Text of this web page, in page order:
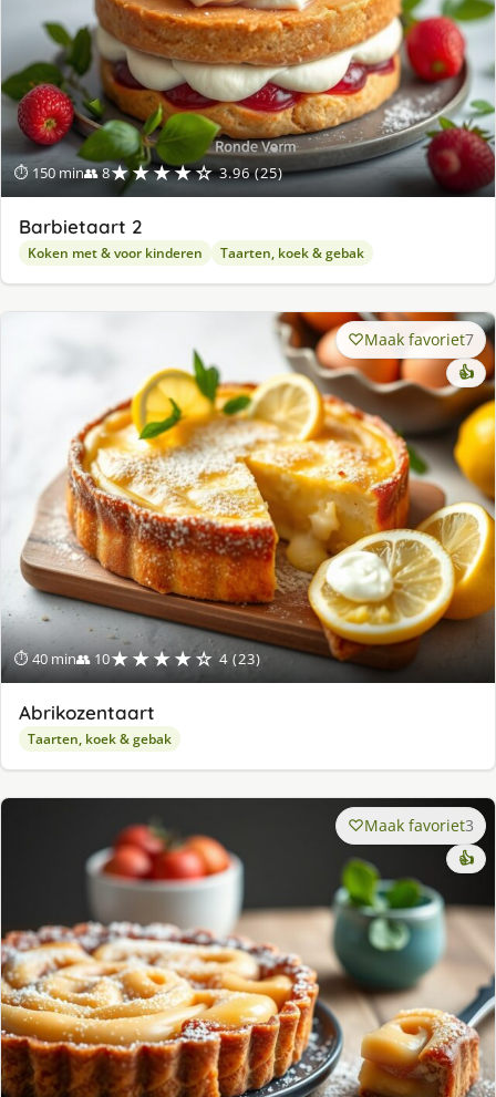
⏱ 150 min👥 8★★★★☆ 3.96 (25)
Barbietaart 2
Koken met & voor kinderen Taarten, koek & gebak
⏱ 40 min👥 10★★★★☆ 4 (23)
Maak favoriet7
👍
Abrikozentaart
Taarten, koek & gebak
Maak favoriet3
👍